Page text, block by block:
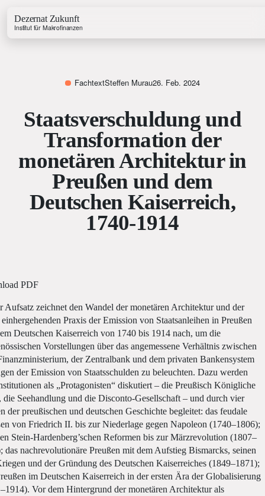
Dezernat Zukunft
Institut für Makrofinanzen
Growth & Budget Lab
Energy Lab
Business Lab
Price Lab
Haushaltstracker
Investitionstracker
FachtextSteffen Murau26. Feb. 2024
Staatsverschuldung und
Transformation der
monetären Architektur in
Preußen und dem
Deutschen Kaiserreich,
1740-1914
PDF
Aufsatz zeichnet den Wandel der monetären Architektur und der
Praxis der Emission von Staatsanleihen in Preußen
Deutschen Kaiserreich von 1740 bis 1914 nach, um die
Vorstellungen über das angemessene Verhältnis zwischen
der Zentralbank und dem privaten Bankensystem
der Emission von Staatsschulden zu beleuchten. Dazu werden
als „Protagonisten“ diskutiert – die Preußisch Königliche
die Seehandlung und die Disconto-Gesellschaft – und durch vier
der preußischen und deutschen Geschichte begleitet: das feudale
von Friedrich II. bis zur Niederlage gegen Napoleon (1740–1806);
Stein-Hardenberg’schen Reformen bis zur Märzrevolution (1807–
das nachrevolutionäre Preußen mit dem Aufstieg Bismarcks, seinen
und der Gründung des Deutschen Kaiserreiches (1849–1871);
im Deutschen Kaiserreich in der ersten Ära der Globalisierung
Vor dem Hintergrund der monetären Architektur als